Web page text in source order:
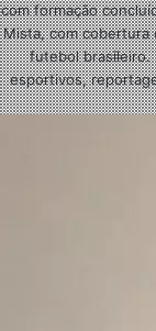
com formação
Mista, com cobertura
futebol brasileiro.
esportivos,